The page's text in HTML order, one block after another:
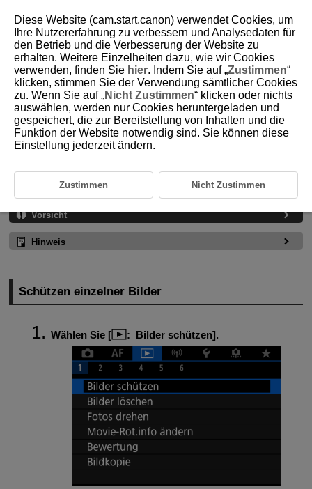
D180-144
Schützen von Bildern
Schützen einzelner Bilder
Auswählen einer Reihe von Bildern, die geschützt werden sollen
Schützen aller Bilder in einem Ordner oder auf einer Karte
Sie können wichtige Bilder vor versehentlichem Löschen schützen.
Vorsicht
Hinweis
Schützen einzelner Bilder
Wählen Sie [ : Bilder schützen].
Diese Website (cam.start.canon) verwendet Cookies, um
Ihre Nutzererfahrung zu verbessern und Analysedaten für
den Betrieb und die Verbesserung der Website zu
erhalten. Weitere Einzelheiten dazu, wie wir Cookies
verwenden, finden Sie hier. Indem Sie auf „Zustimmen“
klicken, stimmen Sie der Verwendung sämtlicher Cookies
zu. Wenn Sie auf „Nicht Zustimmen“ klicken oder nichts
auswählen, werden nur Cookies heruntergeladen und
gespeichert, die zur Bereitstellung von Inhalten und die
Funktion der Website notwendig sind. Sie können diese
Einstellung jederzeit ändern.
Zustimmen Nicht Zustimmen